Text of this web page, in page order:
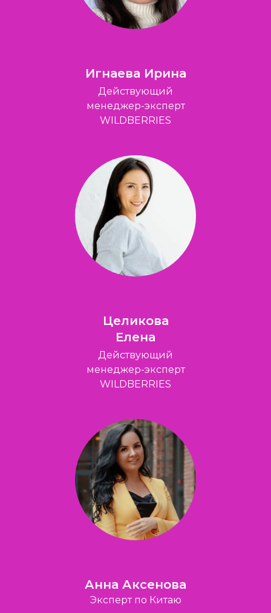
Игнаева Ирина
Действующий
менеджер-эксперт
WILDBERRIES
Целикова
Елена
Действующий
менеджер-эксперт
WILDBERRIES
Анна Аксенова
Эксперт по Китаю